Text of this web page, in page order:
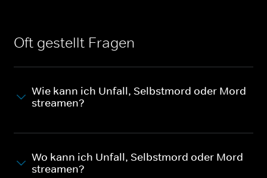
Oft gestellt Fragen
Wie kann ich Unfall, Selbstmord oder Mord
streamen?
Wo kann ich Unfall, Selbstmord oder Mord
streamen?